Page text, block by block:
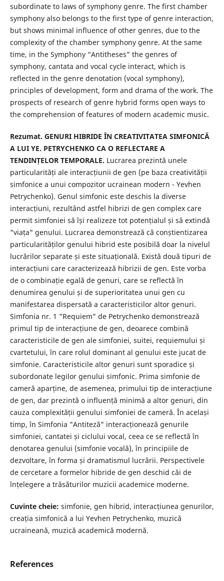
subordinate to laws of symphony genre. The first chamber
symphony also belongs to the first type of genre interaction,
but shows minimal influence of other genres, due to the
complexity of the chamber symphony genre. At the same
time, in the Symphony “Antitheses” the genres of
symphony, cantata and vocal cycle interact, which is
reflected in the genre denotation (vocal symphony),
principles of development, form and drama of the work. The
prospects of research of genre hybrid forms open ways to
the comprehension of features of modern academic music.
Rezumat. GENURI HIBRIDE ÎN CREATIVITATEA SIMFONICĂ
A LUI YE. PETRYCHENKO CA O REFLECTARE A
TENDINȚELOR TEMPORALE. Lucrarea prezintă unele
particularități ale interacțiunii de gen (pe baza creativității
simfonice a unui compozitor ucrainean modern - Yevhen
Petrychenko). Genul simfonic este deschis la diverse
interacțiuni, rezultând astfel hibrizi de gen complex care
permit simfoniei să își realizeze tot potențialul și să extindă
"viața" genului. Lucrarea demonstrează că conștientizarea
particularităților genului hibrid este posibilă doar la nivelul
lucrărilor separate și este situațională. Există două tipuri de
interacțiuni care caracterizează hibrizii de gen. Este vorba
de o combinație egală de genuri, care se reflectă în
denumirea genului și de superioritatea unui gen cu
manifestarea dispersată a caracteristicilor altor genuri.
Simfonia nr. 1 "Requiem" de Petrychenko demonstrează
primul tip de interacțiune de gen, deoarece combină
caracteristicile de gen ale simfoniei, suitei, requiemului și
cvartetului, în care rolul dominant al genului este jucat de
simfonie. Caracteristicile altor genuri sunt sporadice și
subordonate legilor genului simfonic. Prima simfonie de
cameră aparține, de asemenea, primului tip de interacțiune
de gen, dar prezintă o influență minimă a altor genuri, din
cauza complexității genului simfoniei de cameră. În același
timp, în Simfonia "Antiteză" interacționează genurile
simfoniei, cantatei și ciclului vocal, ceea ce se reflectă în
denotarea genului (simfonie vocală), în principiile de
dezvoltare, în forma și dramatismul lucrării. Perspectivele
de cercetare a formelor hibride de gen deschid căi de
înțelegere a trăsăturilor muzicii academice moderne.
Cuvinte cheie: simfonie, gen hibrid, interacțiunea genurilor,
creația simfonică a lui Yevhen Petrychenko, muzică
ucraineană, muzică academică modernă.
References